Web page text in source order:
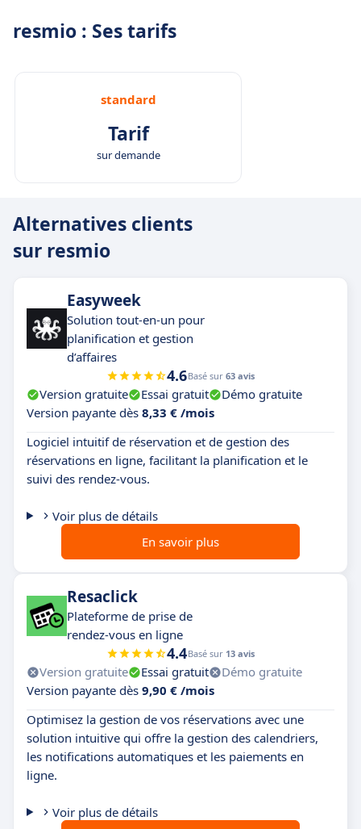
resmio : Ses tarifs
standard
Tarif
sur demande
Alternatives clients
sur resmio
Easyweek
Solution tout-en-un pour
planification et gestion
d’affaires
4.6Basé sur 63 avis
Version gratuite Essai gratuit
Démo gratuite
Version payante dès 8,33 € /mois
Logiciel intuitif de réservation et de gestion des
réservations en ligne, facilitant la planification et le
suivi des rendez-vous.
Voir plus de détails
En savoir plus
Resaclick
Plateforme de prise de
rendez-vous en ligne
4.4Basé sur 13 avis
Version gratuite Essai gratuit
Démo gratuite
Version payante dès 9,90 € /mois
Optimisez la gestion de vos réservations avec une
solution intuitive qui offre la gestion des calendriers,
les notifications automatiques et les paiements en
ligne.
Voir plus de détails